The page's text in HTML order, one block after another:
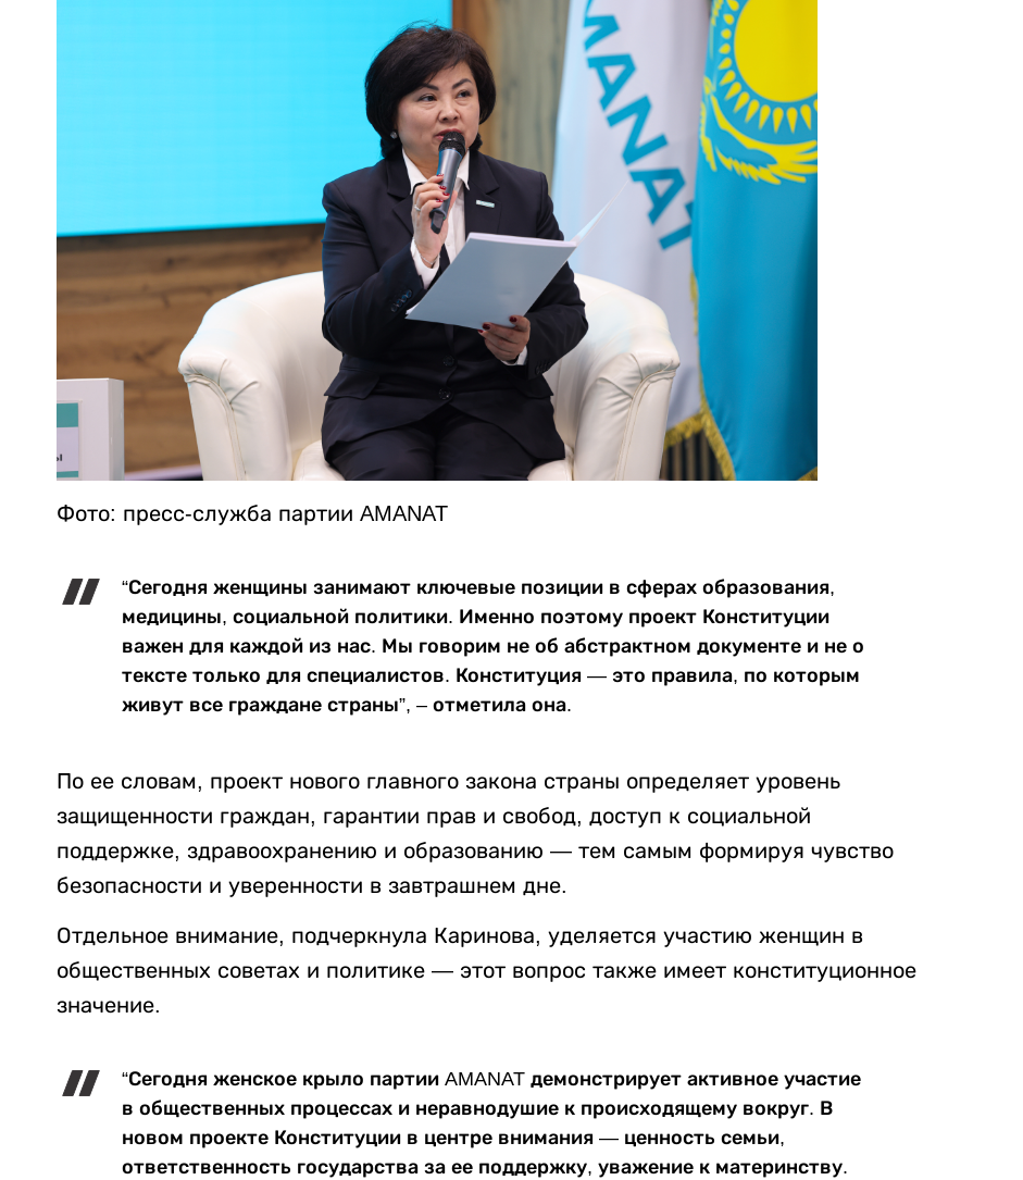
Фото: пресс-служба партии AMANAT
“Сегодня женщины занимают ключевые позиции в сферах образования,
медицины, социальной политики. Именно поэтому проект Конституции
важен для каждой из нас. Мы говорим не об абстрактном документе и не о
тексте только для специалистов. Конституция — это правила, по которым
живут все граждане страны”, – отметила она.
По ее словам, проект нового главного закона страны определяет уровень
защищенности граждан, гарантии прав и свобод, доступ к социальной
поддержке, здравоохранению и образованию — тем самым формируя чувство
безопасности и уверенности в завтрашнем дне.
Отдельное внимание, подчеркнула Каринова, уделяется участию женщин в
общественных советах и политике — этот вопрос также имеет конституционное
значение.
“Сегодня женское крыло партии AMANAT демонстрирует активное участие
в общественных процессах и неравнодушие к происходящему вокруг. В
новом проекте Конституции в центре внимания — ценность семьи,
ответственность государства за ее поддержку, уважение к материнству.